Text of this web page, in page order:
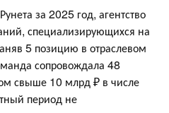
за 2025 год, агентство
специализирующихся на
5 позицию в отраслевом
сопровождала 48
свыше 10 млрд ₽ в числе
период не